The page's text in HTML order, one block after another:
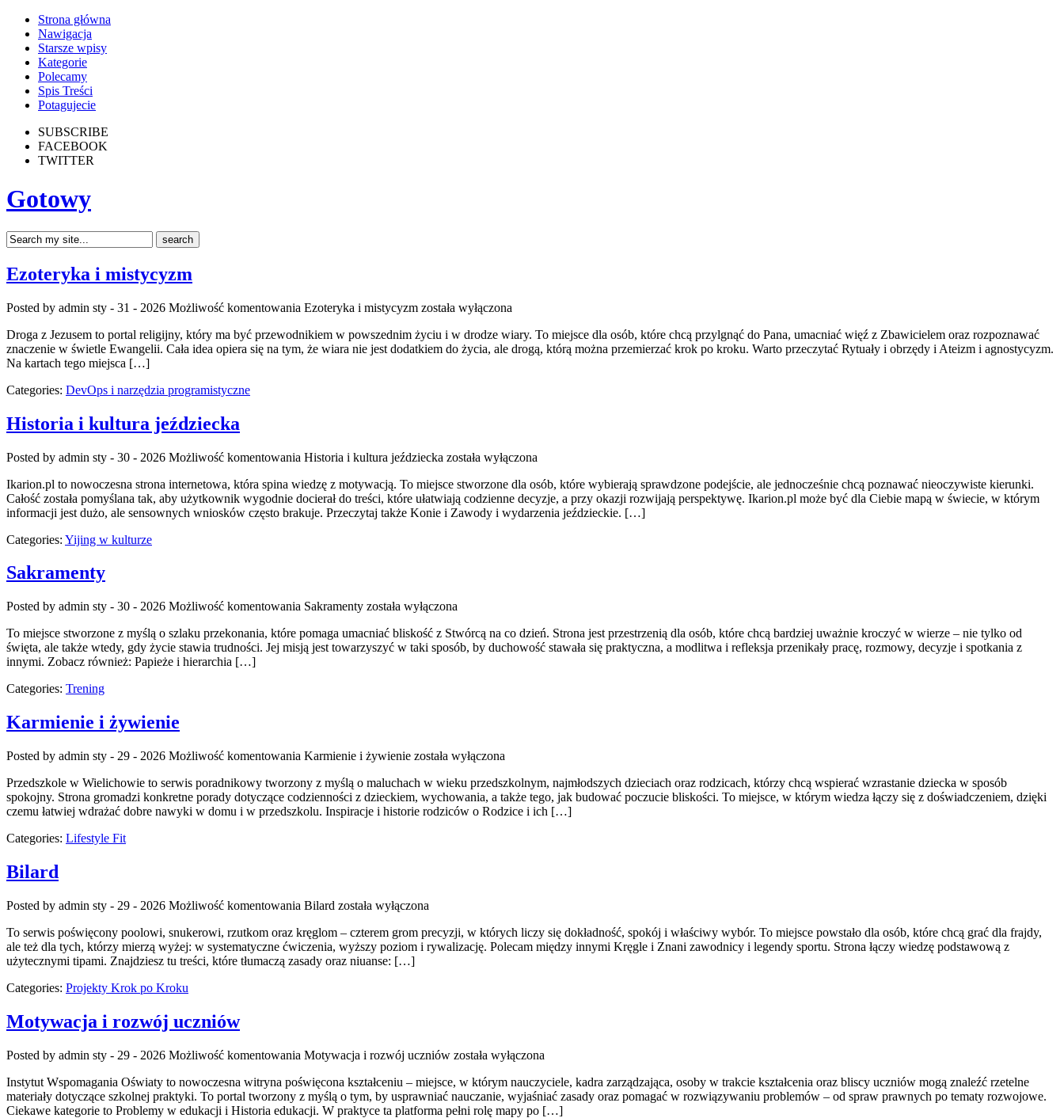
Strona główna
Nawigacja
Starsze wpisy
Kategorie
Polecamy
Spis Treści
Potagujecie
SUBSCRIBE
FACEBOOK
TWITTER
Gotowy
Ezoteryka i mistycyzm
Posted by admin sty - 31 - 2026 Możliwość komentowania Ezoteryka i mistycyzm została wyłączona
Droga z Jezusem to portal religijny, który ma być przewodnikiem w powszednim życiu i w drodze wiary. To miejsce dla osób, które chcą przylgnąć do Pana, umacniać więź z Zbawicielem oraz rozpoznawać
znaczenie w świetle Ewangelii. Cała idea opiera się na tym, że wiara nie jest dodatkiem do życia, ale drogą, którą można przemierzać krok po kroku. Warto przeczytać Rytuały i obrzędy i Ateizm i agnostycyzm.
Na kartach tego miejsca […]
Categories: DevOps i narzędzia programistyczne
Historia i kultura jeździecka
Posted by admin sty - 30 - 2026 Możliwość komentowania Historia i kultura jeździecka została wyłączona
Ikarion.pl to nowoczesna strona internetowa, która spina wiedzę z motywacją. To miejsce stworzone dla osób, które wybierają sprawdzone podejście, ale jednocześnie chcą poznawać nieoczywiste kierunki.
Całość została pomyślana tak, aby użytkownik wygodnie docierał do treści, które ułatwiają codzienne decyzje, a przy okazji rozwijają perspektywę. Ikarion.pl może być dla Ciebie mapą w świecie, w którym
informacji jest dużo, ale sensownych wniosków często brakuje. Przeczytaj także Konie i Zawody i wydarzenia jeździeckie. […]
Categories: Yijing w kulturze
Sakramenty
Posted by admin sty - 30 - 2026 Możliwość komentowania Sakramenty została wyłączona
To miejsce stworzone z myślą o szlaku przekonania, które pomaga umacniać bliskość z Stwórcą na co dzień. Strona jest przestrzenią dla osób, które chcą bardziej uważnie kroczyć w wierze – nie tylko od
święta, ale także wtedy, gdy życie stawia trudności. Jej misją jest towarzyszyć w taki sposób, by duchowość stawała się praktyczna, a modlitwa i refleksja przenikały pracę, rozmowy, decyzje i spotkania z
innymi. Zobacz również: Papieże i hierarchia […]
Categories: Trening
Karmienie i żywienie
Posted by admin sty - 29 - 2026 Możliwość komentowania Karmienie i żywienie została wyłączona
Przedszkole w Wielichowie to serwis poradnikowy tworzony z myślą o maluchach w wieku przedszkolnym, najmłodszych dzieciach oraz rodzicach, którzy chcą wspierać wzrastanie dziecka w sposób
spokojny. Strona gromadzi konkretne porady dotyczące codzienności z dzieckiem, wychowania, a także tego, jak budować poczucie bliskości. To miejsce, w którym wiedza łączy się z doświadczeniem, dzięki
czemu łatwiej wdrażać dobre nawyki w domu i w przedszkolu. Inspiracje i historie rodziców o Rodzice i ich […]
Categories: Lifestyle Fit
Bilard
Posted by admin sty - 29 - 2026 Możliwość komentowania Bilard została wyłączona
To serwis poświęcony poolowi, snukerowi, rzutkom oraz kręglom – czterem grom precyzji, w których liczy się dokładność, spokój i właściwy wybór. To miejsce powstało dla osób, które chcą grać dla frajdy,
ale też dla tych, którzy mierzą wyżej: w systematyczne ćwiczenia, wyższy poziom i rywalizację. Polecam między innymi Kręgle i Znani zawodnicy i legendy sportu. Strona łączy wiedzę podstawową z
użytecznymi tipami. Znajdziesz tu treści, które tłumaczą zasady oraz niuanse: […]
Categories: Projekty Krok po Kroku
Motywacja i rozwój uczniów
Posted by admin sty - 29 - 2026 Możliwość komentowania Motywacja i rozwój uczniów została wyłączona
Instytut Wspomagania Oświaty to nowoczesna witryna poświęcona kształceniu – miejsce, w którym nauczyciele, kadra zarządzająca, osoby w trakcie kształcenia oraz bliscy uczniów mogą znaleźć rzetelne
materiały dotyczące szkolnej praktyki. To portal tworzony z myślą o tym, by usprawniać nauczanie, wyjaśniać zasady oraz pomagać w rozwiązywaniu problemów – od spraw prawnych po tematy rozwojowe.
Ciekawe kategorie to Problemy w edukacji i Historia edukacji. W praktyce ta platforma pełni rolę mapy po […]